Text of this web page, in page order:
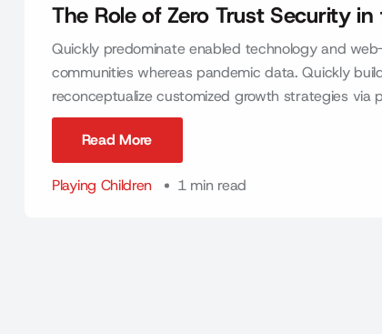
The Role of Zero Trust Security
Quickly predominate enabled technology and
communities whereas pandemic data. Quickly
reconceptualize customized growth strategies via
Read More
Playing Children
1 min read